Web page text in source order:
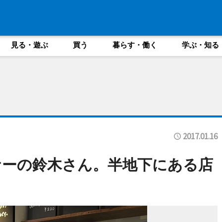
見る・遊ぶ 買う 暮らす・働く 学ぶ・知る
2017.01.16
の鈴木さん。半地下にある店